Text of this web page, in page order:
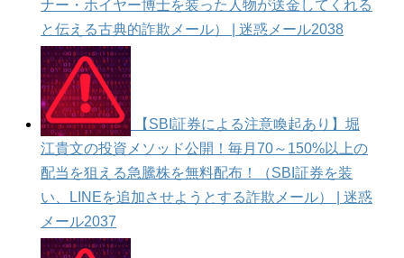
ナー・ホイヤー博士を装った人物が送金してくれる
と伝える古典的詐欺メール） | 迷惑メール2038
【SBI証券による注意喚起あり】堀
江貴文の投資メソッド公開！毎月70～150%以上の
配当を狙える急騰株を無料配布！（SBI証券を装
い、LINEを追加させようとする詐欺メール） | 迷惑
メール2037